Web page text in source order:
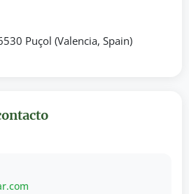
Puçol (Valencia, Spain)